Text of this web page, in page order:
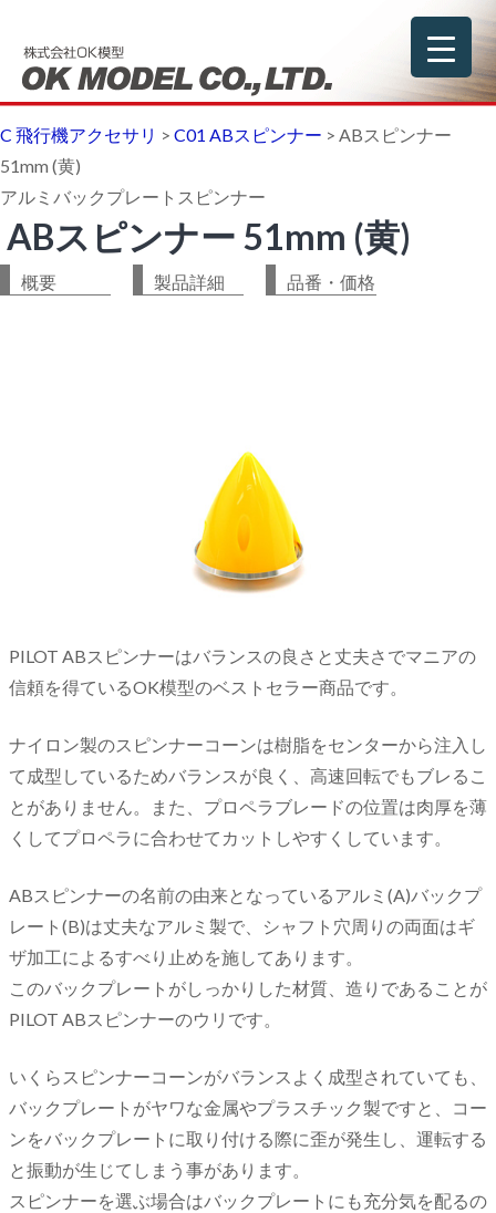
C 飛行機アクセサリ > C01 ABスピンナー > ABスピンナー
51mm (黄)
アルミバックプレートスピンナー
ABスピンナー 51mm (黄)
概要 製品詳細 品番・価格
PILOT ABスピンナーはバランスの良さと丈夫さでマニアの
信頼を得ているOK模型のベストセラー商品です。
ナイロン製のスピンナーコーンは樹脂をセンターから注入し
て成型しているためバランスが良く、高速回転でもブレるこ
とがありません。また、プロペラブレードの位置は肉厚を薄
くしてプロペラに合わせてカットしやすくしています。
ABスピンナーの名前の由来となっているアルミ(A)バックプ
レート(B)は丈夫なアルミ製で、シャフト穴周りの両面はギ
ザ加工によるすべり止めを施してあります。
このバックプレートがしっかりした材質、造りであることが
PILOT ABスピンナーのウリです。
いくらスピンナーコーンがバランスよく成型されていても、
バックプレートがヤワな金属やプラスチック製ですと、コー
ンをバックプレートに取り付ける際に歪が発生し、運転する
と振動が生じてしまう事があります。
スピンナーを選ぶ場合はバックプレートにも充分気を配るの